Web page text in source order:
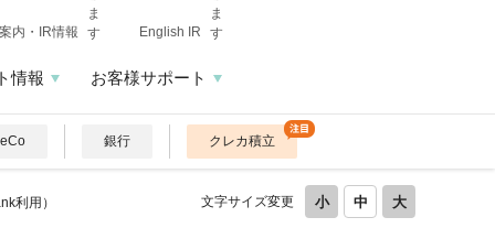
内・IR情報 English IR
情報 お客様サポート
銀行 クレカ積立
文字サイズ変更
利用）